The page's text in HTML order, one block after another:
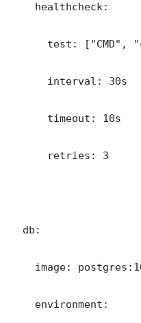
    healthcheck:
test: ["CMD",
      interval: 30s
      timeout: 10s
      retries: 3
  db:
image:
    environment: